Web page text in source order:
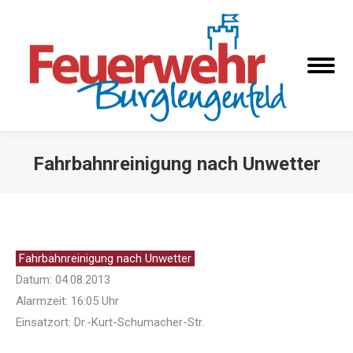
Fahrbahnreinigung nach Unwetter
Fahrbahnreinigung nach Unwetter
Datum: 04.08.2013
Alarmzeit: 16:05 Uhr
Einsatzort: Dr.-Kurt-Schumacher-Str.